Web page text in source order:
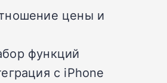
цены и
функций
с iPhone